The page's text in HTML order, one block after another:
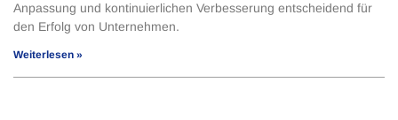
Anpassung und kontinuierlichen Verbesserung entscheidend für
den Erfolg von Unternehmen.
Weiterlesen »